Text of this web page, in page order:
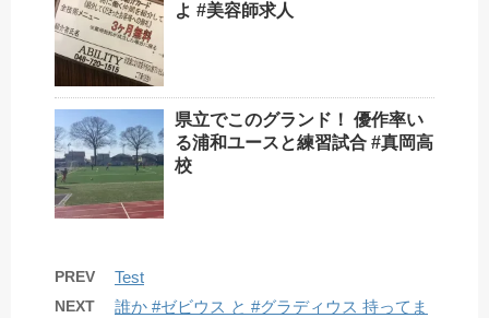
よ #美容師求人
県立でこのグランド！ 優作率い
る浦和ユースと練習試合 #真岡高
校
PREV Test
NEXT
誰か #ゼビウス と #グラディウス 持ってま